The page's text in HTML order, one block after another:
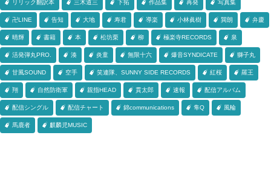
リリック翻訳本 三木道三 下拓 作品集 再発 写真集
卍LINE 告知 大地 寿君 導楽 小林眞樹 巽朗 弁慶
晴輝 書籍 本 松坊栗 柳 極楽寺RECORDS 泉
活発弾丸PRO. 湊 炎童 無限十六 爆音SYNDICATE 獅子丸
甘風SOUND 空手 笑連隊、SUNNY SIDE RECORDS 紅桜 羅王
翔 自然防衛軍 親指HEAD 貫太郎 速報 配信アルバム
配信シングル 配信チャート 錦communications 隼Q 風輪
馬鹿者 麒麟児MUSIC